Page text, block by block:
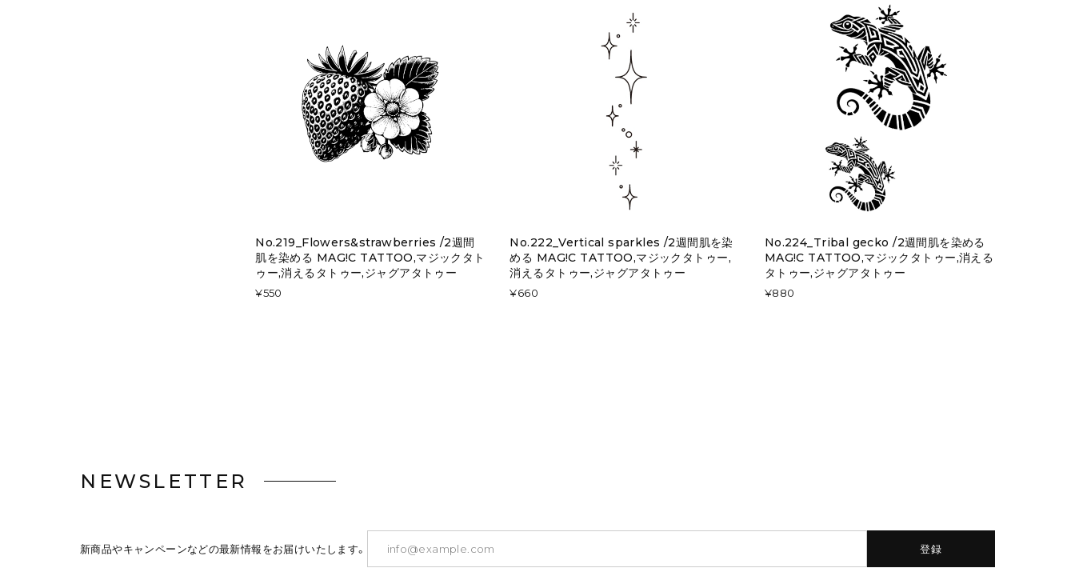
No.219_Flowers&strawberries /2週間
肌を染める MAG!C TATTOO,マジックタト
ゥー,消えるタトゥー,ジャグアタトゥー
¥550
No.222_Vertical sparkles /2週間肌を染
める MAG!C TATTOO,マジックタトゥー,
消えるタトゥー,ジャグアタトゥー
¥660
No.224_Tribal gecko /2週間肌を染める
MAG!C TATTOO,マジックタトゥー,消える
タトゥー,ジャグアタトゥー
¥880
NEWSLETTER
新商品やキャンペーンなどの最新情報をお届けいたします。 登録